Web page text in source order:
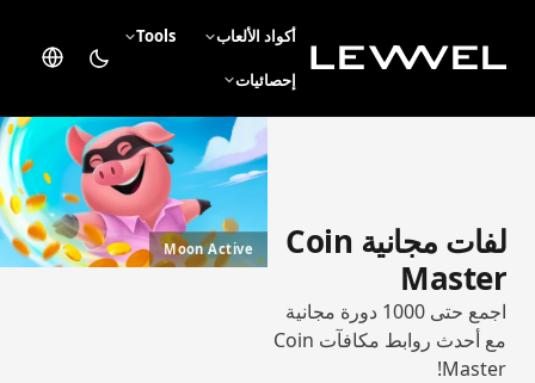
أكواد الألعاب Tools
إحصائيات
لفات مجانية Coin
Master
اجمع حتى 1000 دورة مجانية
مع أحدث روابط مكافآت Coin
Master!
Moon Active